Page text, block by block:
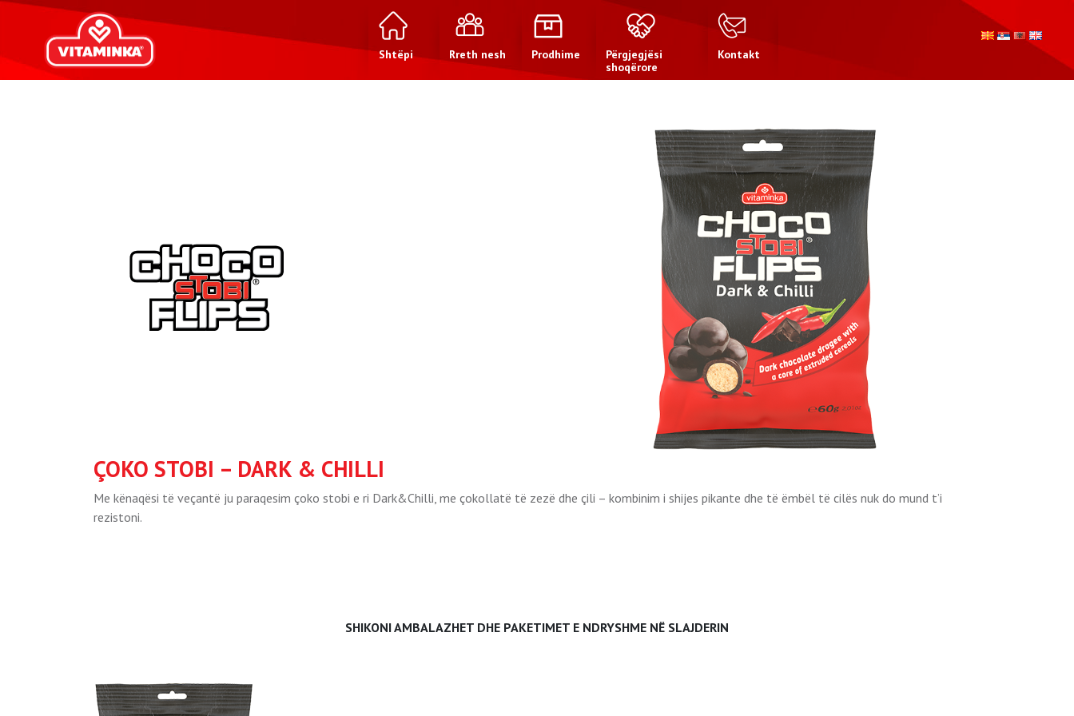
Shtëpi Rreth nesh Prodhime
Përgjegjësi
shoqërore
Kontakt
ÇOKO STOBI – DARK & CHILLI
Me kënaqësi të veçantë ju paraqesim çoko stobi e ri Dark&Chilli, me çokollatë të zezë dhe çili – kombinim i shijes pikante dhe të ëmbël të cilës nuk do mund t’i
rezistoni.
SHIKONI AMBALAZHET DHE PAKETIMET E NDRYSHME NË SLAJDERIN